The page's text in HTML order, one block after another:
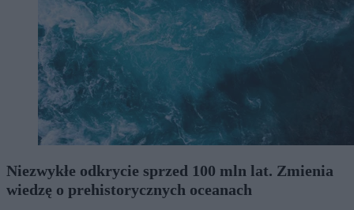
Niezwykłe odkrycie sprzed 100 mln lat. Zmienia
wiedzę o prehistorycznych oceanach